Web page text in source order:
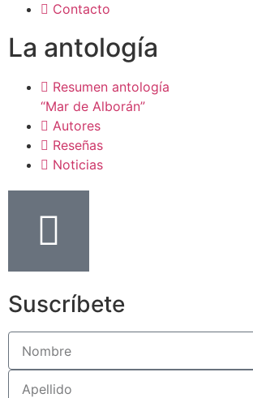
Contacto
La antología
Resumen antología
“Mar de Alborán”
Autores
Reseñas
Noticias
Suscríbete